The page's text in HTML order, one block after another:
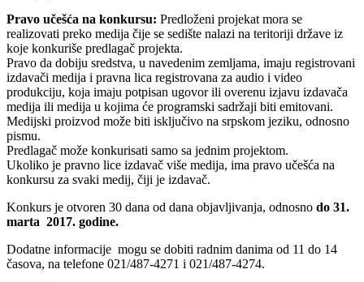
Pravo učešća na konkursu: Predloženi projekat mora se
realizovati preko medija čije se sedište nalazi na teritoriji države iz
koje konkuriše predlagač projekta.
Pravo da dobiju sredstva, u navedenim zemljama, imaju registrovani
izdavači medija i pravna lica registrovana za audio i video
produkciju, koja imaju potpisan ugovor ili overenu izjavu izdavača
medija ili medija u kojima će programski sadržaji biti emitovani.
Medijski proizvod može biti isključivo na srpskom jeziku, odnosno
pismu.
Predlagač može konkurisati samo sa jednim projektom.
Ukoliko je pravno lice izdavač više medija, ima pravo učešća na
konkursu za svaki medij, čiji je izdavač.
Konkurs je otvoren 30 dana od dana objavljivanja, odnosno do 31.
marta 2017. godine.
Dodatne informacije mogu se dobiti radnim danima od 11 do 14
časova, na telefone 021/487-4271 i 021/487-4274.